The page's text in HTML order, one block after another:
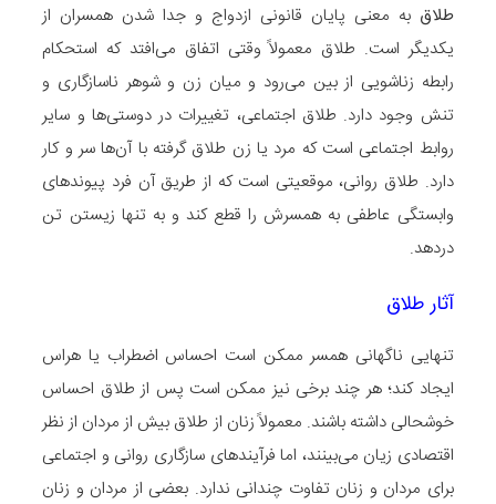
طلاق به معنی پایان قانونی ازدواج و جدا شدن همسران از
یکدیگر است. طلاق معمولاً وقتی اتفاق می‌افتد که استحکام
رابطه زناشویی از بین می‌رود و میان زن و شوهر ناسازگاری و
تنش وجود دارد. طلاق اجتماعی، تغییرات در دوستی‌ها و سایر
روابط اجتماعی است که مرد یا زن طلاق گرفته با آن‌ها سر و کار
دارد. طلاق روانی، موقعیتی است که از طریق آن فرد پیوندهای
وابستگی عاطفی به همسرش را قطع کند و به تنها زیستن تن
دردهد.
آثار طلاق
تنهایی ناگهانی همسر ممکن است احساس اضطراب یا هراس
ایجاد کند؛ هر چند برخی نیز ممکن است پس از طلاق احساس
خوشحالی داشته باشند. معمولاً زنان از طلاق بیش از مردان از نظر
اقتصادی زیان می‌بینند، اما فرآیندهای سازگاری روانی و اجتماعی
برای مردان و زنان تفاوت چندانی ندارد. بعضی از مردان و زنان